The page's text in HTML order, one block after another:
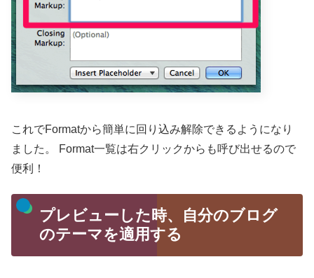
これでFormatから簡単に回り込み解除できるようになり
ました。
Format一覧は右クリックからも呼び出せるので
便利！
プレビューした時、自分のブログ
のテーマを適用する